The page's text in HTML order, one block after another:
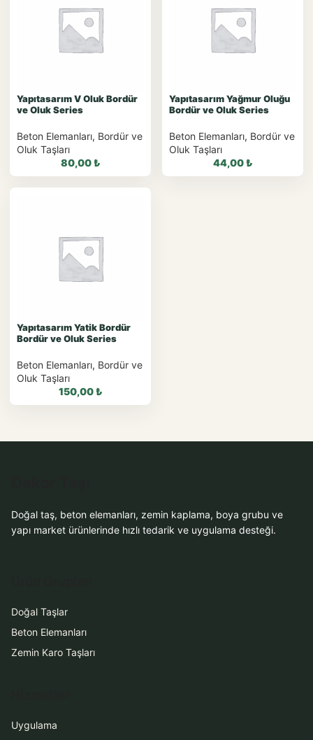
WhatsApp ile
Sipariş
Sipariş
WhatsApp Teklif Al
Yapıtasarım V Oluk Bordür
ve Oluk Series
Beton Elemanları, Bordür ve
Oluk Taşları
80,00₺
WhatsApp ile
Sipariş
Yapıtasarım Yağmur Oluğu
Bordür ve Oluk Series
Beton Elemanları, Bordür ve
Oluk Taşları
44,00₺
Yapıtasarım Yatik Bordür
Bordür ve Oluk Series
Beton Elemanları, Bordür ve
Oluk Taşları
150,00₺
WhatsApp Teklif Al
Doğal taş, beton elemanları, zemin kaplama, boya grubu ve
yapı market ürünlerinde hızlı tedarik ve uygulama desteği.
Doğal Taşlar
Beton Elemanları
Zemin Karo Taşları
Uygulama